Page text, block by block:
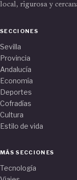
local, rigurosa y
SECCIONES
Sevilla
Provincia
Andalucía
Economía
Deportes
Cofradías
Cultura
Estilo de vida
MÁS SECCIONES
Tecnología